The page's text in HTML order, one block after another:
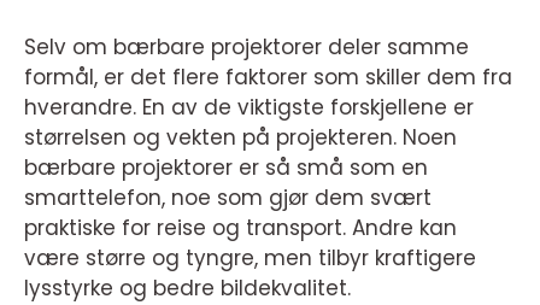
Selv om bærbare projektorer deler samme
formål, er det flere faktorer som skiller dem fra
hverandre. En av de viktigste forskjellene er
størrelsen og vekten på projekteren. Noen
bærbare projektorer er så små som en
smarttelefon, noe som gjør dem svært
praktiske for reise og transport. Andre kan
være større og tyngre, men tilbyr kraftigere
lysstyrke og bedre bildekvalitet.